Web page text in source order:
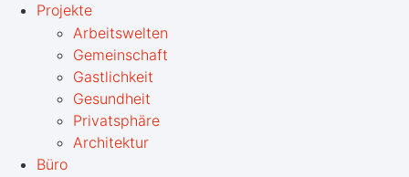
Projekte
Arbeitswelten
Gemeinschaft
Gastlichkeit
Gesundheit
Privatsphäre
Architektur
Büro